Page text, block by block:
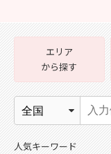
エリア
から探す
人気キーワード